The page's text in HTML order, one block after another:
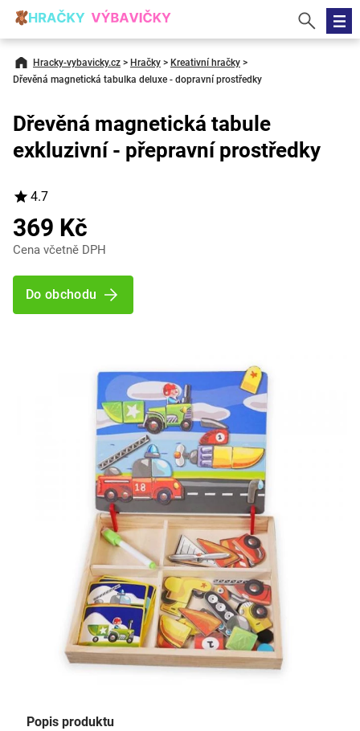
Hracky-vybavicky.cz > Hračky > Kreativní hračky >
Dřevěná magnetická tabulka deluxe - dopravní prostředky
Popis produktu
Dřevěná magnetická tabule
exkluzivní - přepravní prostředky
4.7
369 Kč
Cena včetně DPH
Do obchodu